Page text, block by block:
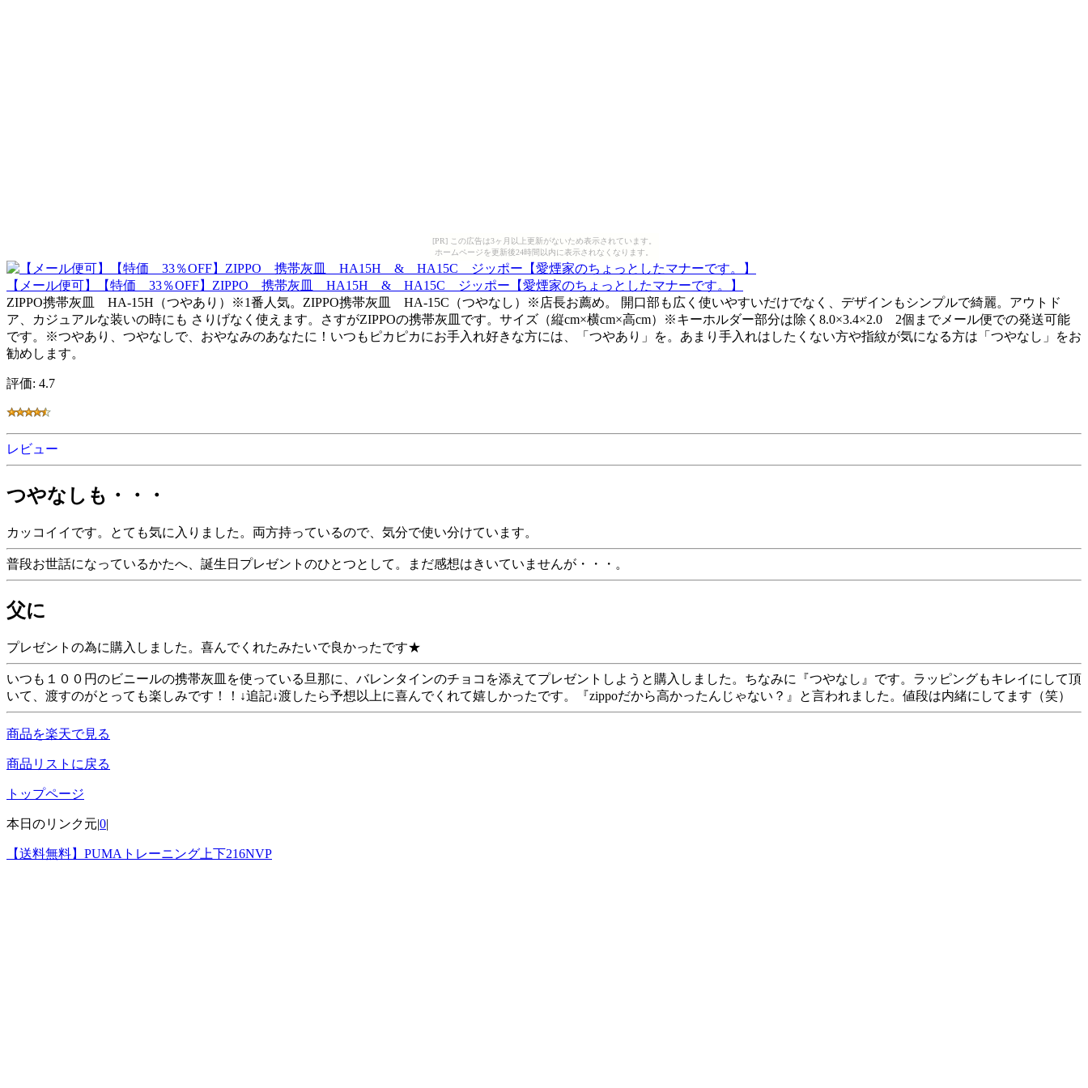
[PR] この広告は3ヶ月以上更新がないため表示されています。
ホームページを更新後24時間以内に表示されなくなります。
【メール便可】【特価 33％OFF】ZIPPO 携帯灰皿 HA15H & HA15C ジッポー【愛煙家のちょっとしたマナーです。】
ZIPPO携帯灰皿 HA-15H（つやあり）※1番人気。ZIPPO携帯灰皿 HA-15C（つやなし）※店長お薦め。 開口部も広く使いやすいだけでなく、デザインもシンプルで綺麗。アウトド
ア、カジュアルな装いの時にも さりげなく使えます。さすがZIPPOの携帯灰皿です。サイズ（縦cm×横cm×高cm）※キーホルダー部分は除く8.0×3.4×2.0 2個までメール便での発送可能
です。※つやあり、つやなしで、おやなみのあなたに！いつもピカピカにお手入れ好きな方には、「つやあり」を。あまり手入れはしたくない方や指紋が気になる方は「つやなし」をお
勧めします。
評価: 4.7
レビュー
つやなしも・・・
カッコイイです。とても気に入りました。両方持っているので、気分で使い分けています。
普段お世話になっているかたへ、誕生日プレゼントのひとつとして。まだ感想はきいていませんが・・・。
父に
プレゼントの為に購入しました。喜んでくれたみたいで良かったです★
いつも１００円のビニールの携帯灰皿を使っている旦那に、バレンタインのチョコを添えてプレゼントしようと購入しました。ちなみに『つやなし』です。ラッピングもキレイにして頂
いて、渡すのがとっても楽しみです！！↓追記↓渡したら予想以上に喜んでくれて嬉しかったです。『zippoだから高かったんじゃない？』と言われました。値段は内緒にしてます（笑）
商品を楽天で見る
商品リストに戻る
トップページ
本日のリンク元|0|
【送料無料】PUMAトレーニング上下216NVP